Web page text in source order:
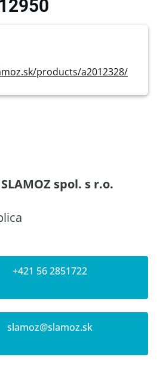
products/a2012328/
spol. s r.o.
+421 56 2851722
slamoz@slamoz.sk